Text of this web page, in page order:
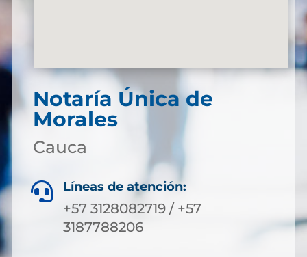
Notaría Única de
Morales
Cauca
 Líneas de atención:
+57 3128082719 / +57
3187788206